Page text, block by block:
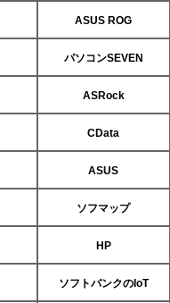
ASUS ROG
パソコンSEVEN
ASRock
CData
ASUS
ソフマップ
HP
ソフトバンクのIoT